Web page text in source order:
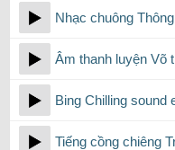
Nhạc chuông
Âm thanh luyện Võ
Bing Chilling sound
Tiếng cồng chiêng